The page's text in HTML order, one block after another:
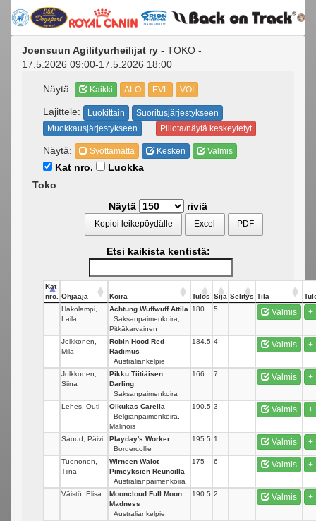
Joensuun Agilityurheilijat ry - TOKO -
17.5.2026 09:00-17.5.2026 18:00
Näytä: Kaikki ALO EVL VOI
Lajittele: Luokittain
Suoritusjärjestykseen
Muokkausjärjestykseen
Piilota/näytä keskeytetyt
Näytä: Syöttämättä Kesken Valmis
Kat nro.
Luokka
Toko
Näytä
riviä
Kopioi leikepöydälle Excel PDF
Etsi kaikista kentistä:
Kat
nro.
Ohjaaja Koira Tulos Sija Selitys Tila
Hakolampi,
Laila
Achtung Wuffwuff Attila
Saksanpaimenkoira,
Pitkäkarvainen
180 5 Valmis +
Jolkkonen,
Mila
Robin Hood Red
Radimus
Australiankelpie
184.5 4 Valmis +
Jolkkonen,
Siina
Pikku Tiitiäisen
Darling
Saksanpaimenkoira
166 7 Valmis +
Lehes, Outi
Oikukas Carelia
Belgianpaimenkoira,
Malinois
190.5 3 Valmis +
Saoud, Päivi
Playday's Worker
Bordercollie
195.5 1 Valmis +
Tuononen,
Tiina
Wirneen Walot
Pimeyksien Reunoilla
Australianpaimenkoira
175 6 Valmis +
Väistö, Elisa
Mooncloud Full Moon
Madness
Australiankelpie
190.5 2 Valmis +